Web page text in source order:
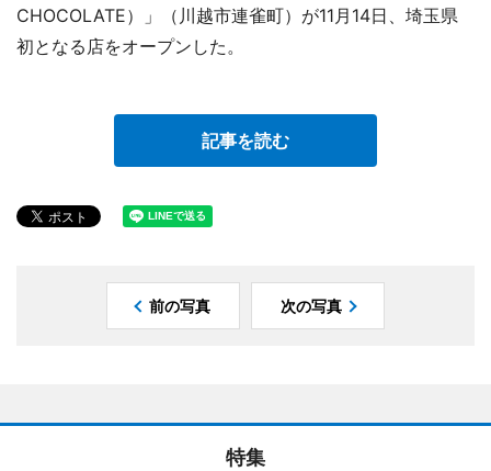
CHOCOLATE）」（川越市連雀町）が11月14日、埼玉県
初となる店をオープンした。
記事を読む
前の写真 次の写真
特集